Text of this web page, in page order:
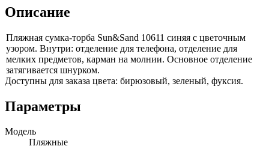
Описание
Пляжная сумка-торба Sun&Sand 10611 синяя с цветочным
узором. Внутри: отделение для телефона, отделение для
мелких предметов, карман на молнии. Основное отделение
затягивается шнурком.
Доступны для заказа цвета: бирюзовый, зеленый, фуксия.
Параметры
Модель
Пляжные